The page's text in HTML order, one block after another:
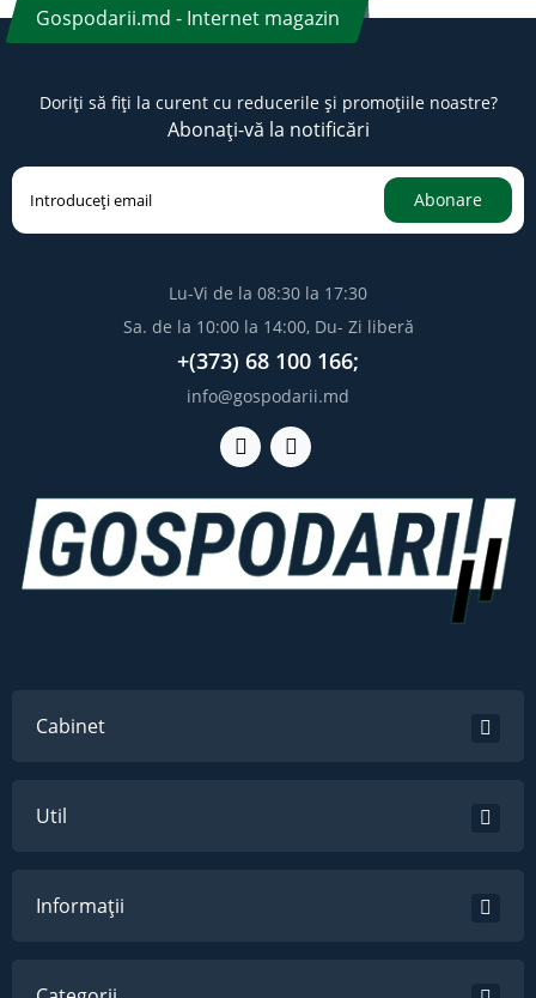
Gospodarii.md - Internet magazin
Doriți să fiți la curent cu reducerile și promoțiile noastre?
Abonați-vă la notificări
Abonare
Lu-Vi de la 08:30 la 17:30
Sa. de la 10:00 la 14:00, Du- Zi liberă
+(373) 68 100 166;
info@gospodarii.md
Cabinet
Util
Informații